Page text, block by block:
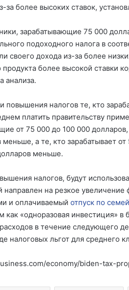
за более высоких ставок,
зарабатывающие 75 000
подоходного налога в
своего дохода из-за более
более высокой ставки
анализа.
повышения налогов те, кто
платить правительству
от 75 000 до 100 000 долларов,
а те, кто зарабатывает
меньше.
налогов, будут
направлен на резкое
и оплачиваемый отпуск по
«одноразовая инвестиция» в
в течение следующего
налоговых льгот для среднего
economy/biden-tax-